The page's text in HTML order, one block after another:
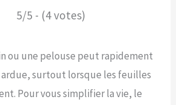
5/5 - (4 votes)
ou une pelouse peut rapidement
surtout lorsque les feuilles
Pour vous simplifier la vie, le